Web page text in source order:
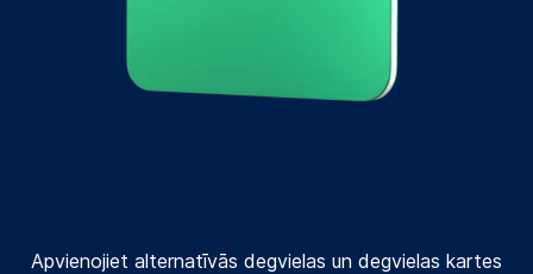
Apvienojiet alternatīvās degvielas un degvielas kartes